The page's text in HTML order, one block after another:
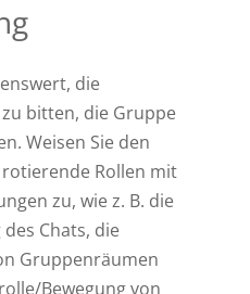
die
bitten, die Gruppe
Weisen Sie den
Rollen mit
zu, wie z. B. die
Chats, die
Gruppenräumen
Bewegung von